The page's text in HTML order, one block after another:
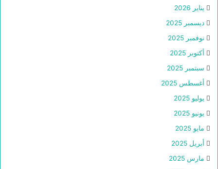
يناير 2026
ديسمبر 2025
نوفمبر 2025
أكتوبر 2025
سبتمبر 2025
أغسطس 2025
يوليو 2025
يونيو 2025
مايو 2025
أبريل 2025
مارس 2025